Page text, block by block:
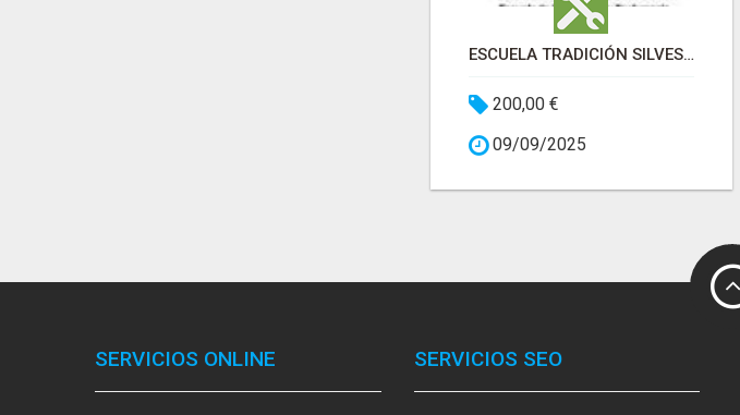
ESCUELA TRADICIÓN SILVESTRE
200,00 €
09/09/2025
SERVICIOS ONLINE SERVICIOS SEO